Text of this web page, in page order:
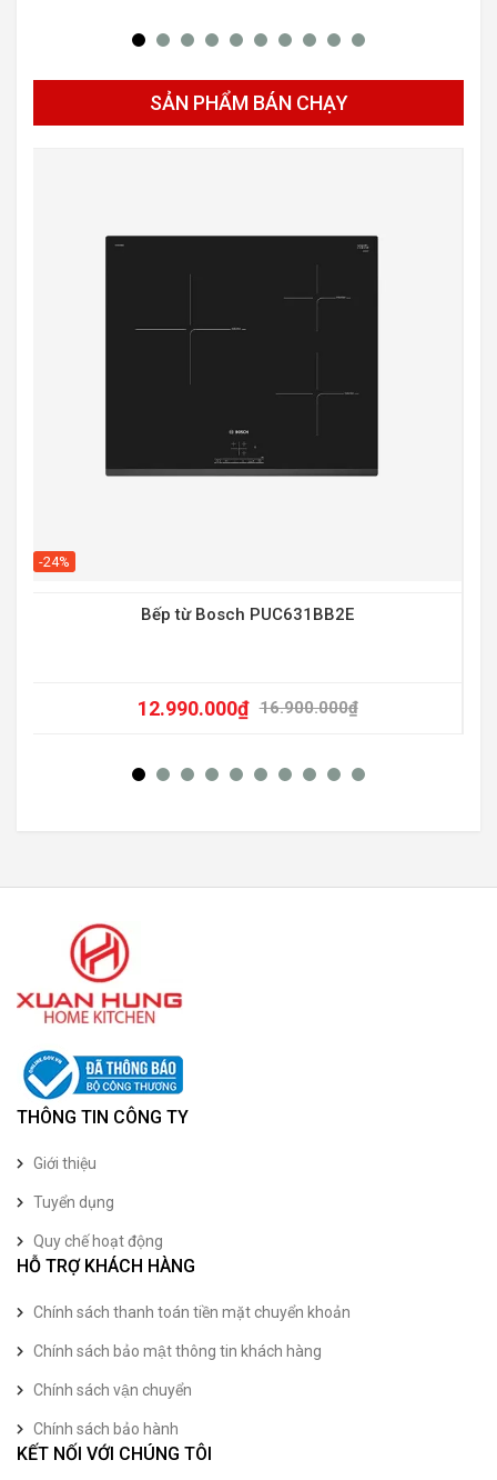
SẢN PHẨM BÁN CHẠY
-24%
Bếp từ Bosch PUC631BB2E
16.900.000₫
12.990.000₫
THÔNG TIN CÔNG TY
Giới thiệu
Tuyển dụng
Quy chế hoạt động
HỖ TRỢ KHÁCH HÀNG
Chính sách thanh toán tiền mặt chuyển khoản
Chính sách bảo mật thông tin khách hàng
Chính sách vận chuyển
Chính sách bảo hành
KẾT NỐI VỚI CHÚNG TÔI